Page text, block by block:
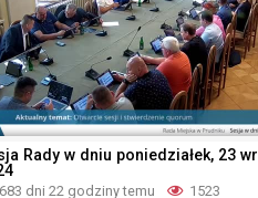
Rady w dniu poniedziałek, 23
683 dni 22 godziny temu 1523